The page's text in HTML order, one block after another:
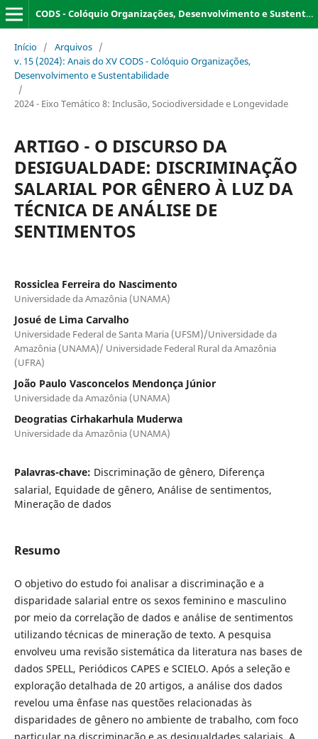
CODS - Colóquio Organizações, Desenvolvimento e Sustentabilidade
Início / Arquivos /
v. 15 (2024): Anais do XV CODS - Colóquio Organizações,
Desenvolvimento e Sustentabilidade
/
2024 - Eixo Temático 8: Inclusão, Sociodiversidade e Longevidade
ARTIGO - O DISCURSO DA
DESIGUALDADE: DISCRIMINAÇÃO
SALARIAL POR GÊNERO À LUZ DA
TÉCNICA DE ANÁLISE DE
SENTIMENTOS
Rossiclea Ferreira do Nascimento
Universidade da Amazônia (UNAMA)
Josué de Lima Carvalho
Universidade Federal de Santa Maria (UFSM)/Universidade da
Amazônia (UNAMA)/ Universidade Federal Rural da Amazônia
(UFRA)
João Paulo Vasconcelos Mendonça Júnior
Universidade da Amazônia (UNAMA)
Deogratias Cirhakarhula Muderwa
Universidade da Amazônia (UNAMA)
Palavras-chave: Discriminação de gênero, Diferença
salarial, Equidade de gênero, Análise de sentimentos,
Mineração de dados
Resumo
O objetivo do estudo foi analisar a discriminação e a
disparidade salarial entre os sexos feminino e masculino
por meio da correlação de dados e análise de sentimentos
utilizando técnicas de mineração de texto. A pesquisa
envolveu uma revisão sistemática da literatura nas bases de
dados SPELL, Periódicos CAPES e SCIELO. Após a seleção e
exploração detalhada de 20 artigos, a análise dos dados
revelou uma ênfase nas questões relacionadas às
disparidades de gênero no ambiente de trabalho, com foco